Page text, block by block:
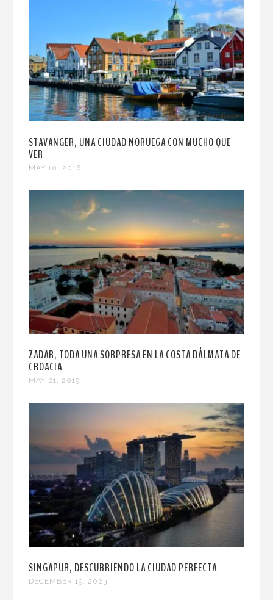
STAVANGER, UNA CIUDAD NORUEGA CON MUCHO QUE
VER
MAY 10, 2016
ZADAR, TODA UNA SORPRESA EN LA COSTA DÁLMATA DE
CROACIA
MAY 21, 2019
SINGAPUR, DESCUBRIENDO LA CIUDAD PERFECTA
DECEMBER 19, 2023